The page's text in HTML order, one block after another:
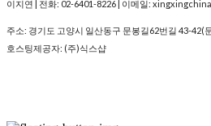
이지연 | 전화: 02-6401-8226 | 이메일:
주소: 경기도 고양시 일산동구 문봉길62번길 43-42(
호스팅제공자: (주)식스샵